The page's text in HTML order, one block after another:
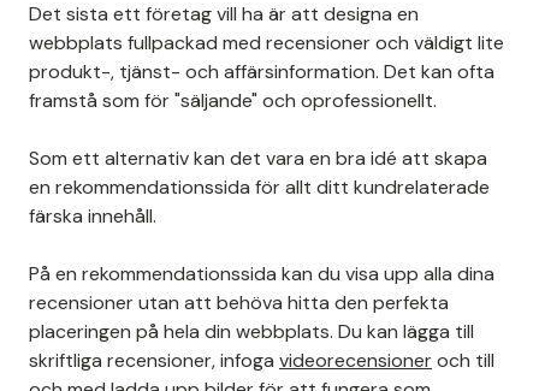
Det sista ett företag vill ha är att designa en
webbplats fullpackad med recensioner och väldigt lite
produkt-, tjänst- och affärsinformation. Det kan ofta
framstå som för "säljande" och oprofessionellt.
Som ett alternativ kan det vara en bra idé att skapa
en rekommendationssida för allt ditt kundrelaterade
färska innehåll.
På en rekommendationssida kan du visa upp alla dina
recensioner utan att behöva hitta den perfekta
placeringen på hela din webbplats. Du kan lägga till
skriftliga recensioner, infoga videorecensioneroch till